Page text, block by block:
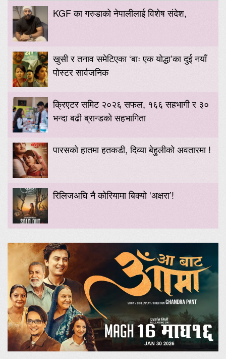
KGF का गरुडाको नेपालीलाई विशेष संदेश,
खुसी र तनाव समेटिएका ‘बाः एक योद्धा’का दुई नयाँ
पोस्टर सार्वजनिक
क्रिएटर समिट २०२६ सफल, १६६ सहभागी र ३०
भन्दा बढी ब्रान्डको सहभागिता
पारसको हातमा हतकडी, दिव्या बेहुलीको अवतारमा !
रिलिजअघि नै कोरियामा बिक्यो ‘अक्षरा’!